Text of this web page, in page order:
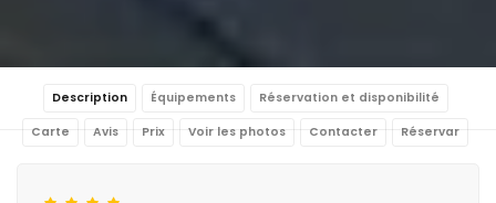
Description Équipements Réservation et disponibilité
Carte Avis Prix Voir les photos Contacter Réservar